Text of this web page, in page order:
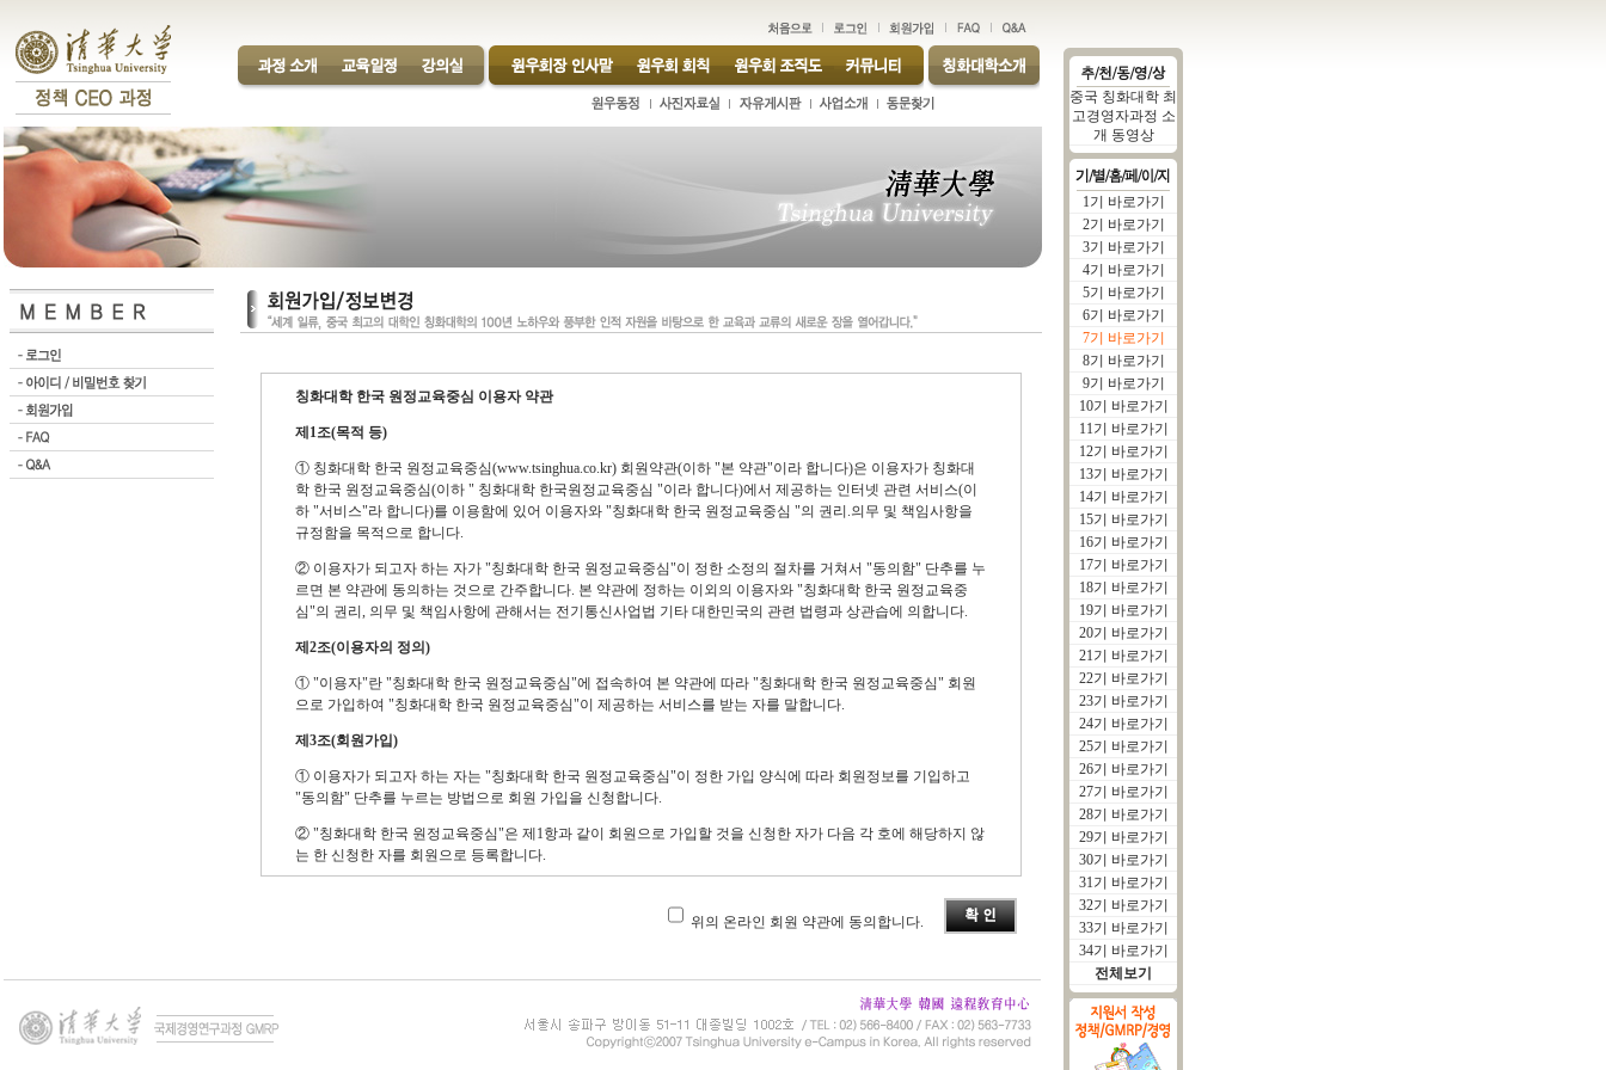
중국 칭화대학 최
고경영자과정 소
개 동영상
1기 바로가기
2기 바로가기
3기 바로가기
4기 바로가기
5기 바로가기
6기 바로가기
7기 바로가기
8기 바로가기
9기 바로가기
10기 바로가기
11기 바로가기
12기 바로가기
13기 바로가기
14기 바로가기
15기 바로가기
16기 바로가기
17기 바로가기
18기 바로가기
19기 바로가기
20기 바로가기
21기 바로가기
22기 바로가기
23기 바로가기
24기 바로가기
25기 바로가기
26기 바로가기
27기 바로가기
28기 바로가기
29기 바로가기
30기 바로가기
31기 바로가기
32기 바로가기
33기 바로가기
34기 바로가기
전체보기
칭화대학 한국 원정교육중심 이용자 약관
제1조(목적 등)
① 칭화대학 한국 원정교육중심(www.tsinghua.co.kr) 회원약관(이하 "본 약관"이라 합니다)은 이용자가 칭화대
학 한국 원정교육중심(이하 " 칭화대학 한국원정교육중심 "이라 합니다)에서 제공하는 인터넷 관련 서비스(이
하 "서비스"라 합니다)를 이용함에 있어 이용자와 "칭화대학 한국 원정교육중심 "의 권리.의무 및 책임사항을
규정함을 목적으로 합니다.
② 이용자가 되고자 하는 자가 "칭화대학 한국 원정교육중심"이 정한 소정의 절차를 거쳐서 "동의함" 단추를 누
르면 본 약관에 동의하는 것으로 간주합니다. 본 약관에 정하는 이외의 이용자와 "칭화대학 한국 원정교육중
심"의 권리, 의무 및 책임사항에 관해서는 전기통신사업법 기타 대한민국의 관련 법령과 상관습에 의합니다.
제2조(이용자의 정의)
① "이용자"란 "칭화대학 한국 원정교육중심"에 접속하여 본 약관에 따라 "칭화대학 한국 원정교육중심" 회원
으로 가입하여 "칭화대학 한국 원정교육중심"이 제공하는 서비스를 받는 자를 말합니다.
제3조(회원가입)
① 이용자가 되고자 하는 자는 "칭화대학 한국 원정교육중심"이 정한 가입 양식에 따라 회원정보를 기입하고
"동의함" 단추를 누르는 방법으로 회원 가입을 신청합니다.
② "칭화대학 한국 원정교육중심"은 제1항과 같이 회원으로 가입할 것을 신청한 자가 다음 각 호에 해당하지 않
는 한 신청한 자를 회원으로 등록합니다.
1) 가입신청자가 본 약관 제6조 제3항에 의하여 이전에 회원자격을 상실한 적이 있는 경우. 다만 제6조 제3항에
의한 회원자격 상실 후 3년이 경과한 자로서 "칭화대학 한국 원정교육중심"의 회원재가입 승낙을 얻은 경우에
③ 회원가입계약의 성립시기는 "칭화대학 한국 원정교육중심"의 승낙이 가입신청자에게 도달한 시점으로 합니
위의 온라인 회원 약관에 동의합니다.